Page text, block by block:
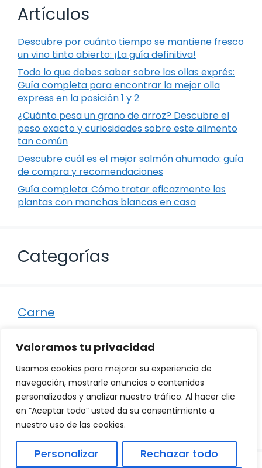
Valoramos tu privacidad
Usamos cookies para mejorar su experiencia de
navegación, mostrarle anuncios o contenidos
personalizados y analizar nuestro tráfico. Al hacer clic
en “Aceptar todo” usted da su consentimiento a
nuestro uso de las cookies.
Personalizar Rechazar todo
Artículos
Descubre por cuánto tiempo se mantiene fresco
un vino tinto abierto: ¡La guía definitiva!
Todo lo que debes saber sobre las ollas exprés:
Guía completa para encontrar la mejor olla
express en la posición 1 y 2
¿Cuánto pesa un grano de arroz? Descubre el
peso exacto y curiosidades sobre este alimento
tan común
Descubre cuál es el mejor salmón ahumado: guía
de compra y recomendaciones
Guía completa: Cómo tratar eficazmente las
plantas con manchas blancas en casa
Categorías
Carne
Otro
Pescado
Recetas